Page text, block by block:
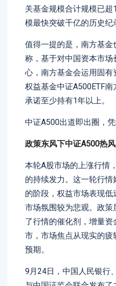
关基金规模合计规模已
模最快突破千亿的历史纪
值得一提的是，南方基
称，基于对中国资本市
心，南方基金会运用固
权益基金中证A500ETF
承诺至少持有1年以上。
中证A500出道即出圈，
政策东风下中证A500热
本轮A股市场的上涨行情
的持续发力。这一轮行
的阶段，权益市场表现低
市场氛围较为悲观。政
了行情的催化剂，增量
市，市场焦点从现实的
预期。
9月24日，中国人民银行